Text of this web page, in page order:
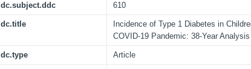
dc.subject.ddc 610
dc.title
Incidence of Type 1 Diabetes in
COVID-19 Pandemic: 38-Year
dc.type Article